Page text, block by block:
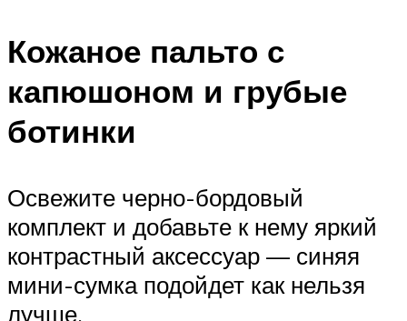
Кожаное пальто с
капюшоном и грубые
ботинки
Освежите черно-бордовый
комплект и добавьте к нему яркий
контрастный аксессуар — синяя
мини-сумка подойдет как нельзя
лучше.